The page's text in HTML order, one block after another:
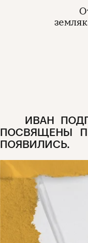
ИВАН
ПОСВЯЩЕНЫ
ПОЯВИЛИСЬ.